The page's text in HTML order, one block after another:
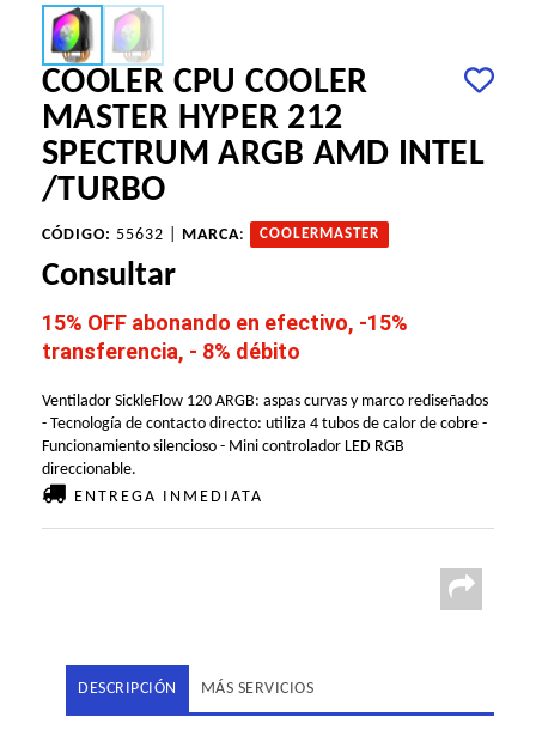
COOLER CPU COOLER
MASTER HYPER 212
SPECTRUM ARGB AMD INTEL
/TURBO
CÓDIGO: 55632 | MARCA: COOLERMASTER
Consultar
15% OFF abonando en efectivo, -15%
transferencia, - 8% débito
Ventilador SickleFlow 120 ARGB: aspas curvas y marco rediseñados
- Tecnología de contacto directo: utiliza 4 tubos de calor de cobre -
Funcionamiento silencioso - Mini controlador LED RGB
direccionable.
ENTREGA INMEDIATA
DESCRIPCIÓN MÁS SERVICIOS